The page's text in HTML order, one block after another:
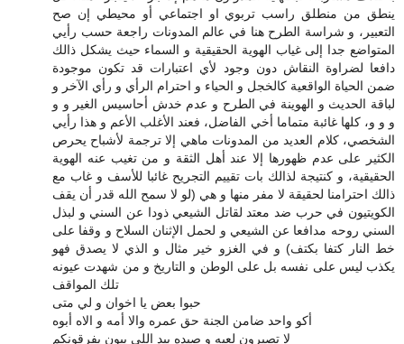
ينطق من منطلق راسب تربوي او اجتماعي أو محيطي إن صح
التعبير، و شراسة الطرح هنا في عالم المدونات راجعة حسب رأيي
المتواضع جدا إلى غياب الهوية الحقيقية و السماء حيث يشكل ذالك
دافعا لضراوة النقاش دون وجود لأي اعتبارات قد تكون موجودة
ضمن الحياة الواقعية كالخجل و الحياء و احترام الرأي و رأي الآخر و
لباقة الحديث و الهوينة في الطرح و عدم خدش أحاسيس الغير و و
و و و، كلها غائبة متماما أخي الفاضل، فعند الأغلب الأعم و هذا رأيي
الشخصي، كلام العديد من المدونات ماهي إلا ترجمة لأشباح يحرص
الكثير على عدم ظهورها إلا عند أهل الثقة و من تغيب عنه الهوية
الحقيقية، و كنتيجة لذالك بات تقييم التجريح غائبا للأسف و غاب مع
ذالك احترامنا لحقيقة لا مفر منها و هي (لو لا سمح الله قدر أن يقف
الكويتيون في حرب ضد معتد لقاتل الشيعي ذودا عن السني و لبذل
السني روحه مدافعا عن الشيعي و لحمل الإثنان السلاح و وقفا على
خط النار كتفا بكتف) و في الغزو خير مثال و الذي لا يصدق فهو
يكذب ليس على نفسه بل على الوطن و التاريخ و من شهدت عيونه
تلك المواقف
حبوا بعض يا اخوان و لي متى
أكو واحد ضامن الجنة حق عمره والا أمه و الاه أبوه
لا تصيرون لعبه و صيده بيد اللي يبون يفرقونكم